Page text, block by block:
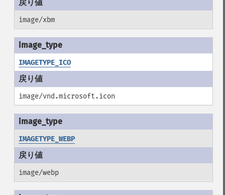
image/xbm
IMAGETYPE_ICO
image/vnd.microsoft.icon
IMAGETYPE_WEBP
image/webp